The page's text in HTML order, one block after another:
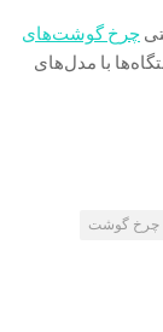
چرخ گوشت‌های
با مدل‌های
چرخ گوشت